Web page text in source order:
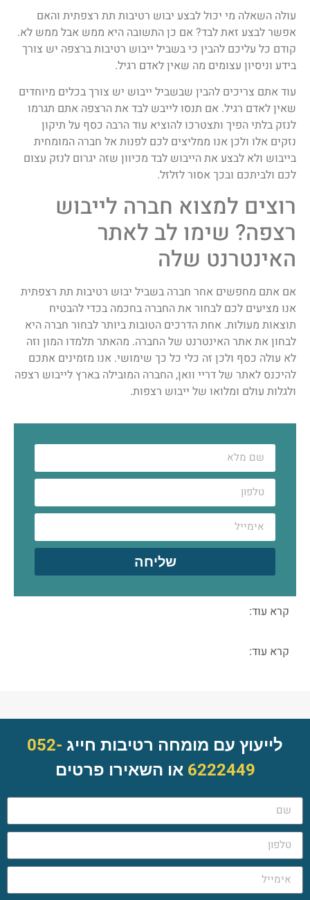
עולה השאלה מי יכול לבצע יבוש רטיבות תת רצפתית והאם
אפשר לבצע זאת לבד? אם כן התשובה היא ממש אבל ממש לא.
קודם כל עליכם להבין כי בשביל ייבוש רטיבות ברצפה יש צורך
בידע וניסיון עצומים מה שאין לאדם רגיל.
עוד אתם צריכים להבין שבשביל ייבוש יש צורך בכלים מיוחדים
שאין לאדם רגיל. אם תנסו לייבש לבד את הרצפה אתם תגרמו
לנזק בלתי הפיך ותצטרכו להוציא עוד הרבה כסף על תיקון
נזקים אלו ולכן אנו ממליצים לכם לפנות אל חברה המומחית
בייבוש ולא לבצע את הייבוש לבד מכיוון שזה יגרום לנזק עצום
לכם ולביתכם ובכך אסור לזלזל.
רוצים למצוא חברה לייבוש
רצפה? שימו לב לאתר
האינטרנט שלה
אם אתם מחפשים אחר חברה בשביל יבוש רטיבות תת רצפתית
אנו מציעים לכם לבחור את החברה בחכמה בכדי להבטיח
תוצאות מעולות. אחת הדרכים הטובות ביותר לבחור חברה היא
לבחון את אתר האינטרנט של החברה. מהאתר תלמדו המון וזה
לא עולה כסף ולכן זה כלי כל כך שימושי. אנו מזמינים אתכם
להיכנס לאתר של דריי וואן, החברה המובילה בארץ לייבוש רצפה
ולגלות עולם ומלואו של ייבוש רצפות.
שליחה
קרא עוד:
קרא עוד:
לייעוץ עם מומחה רטיבות חייג 052-
6222449 או השאירו פרטים